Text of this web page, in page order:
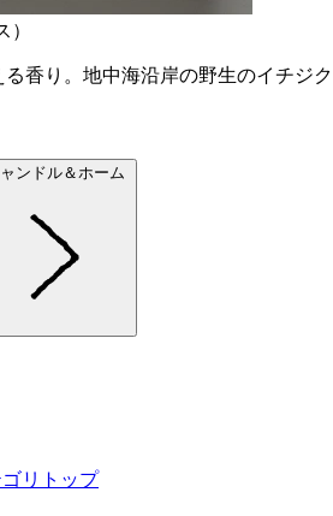
香り。地中海沿岸の野生のイチジク
ンドル＆ホーム
ゴリトップ